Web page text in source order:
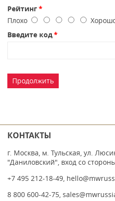
Рейтинг
Плохо
Введите код
Продолжить
КОНТАКТЫ
г. Москва, м. Тульская, ул.
"Даниловский", вход со
+7 495 212-18-49,
8 800 600-42-75,